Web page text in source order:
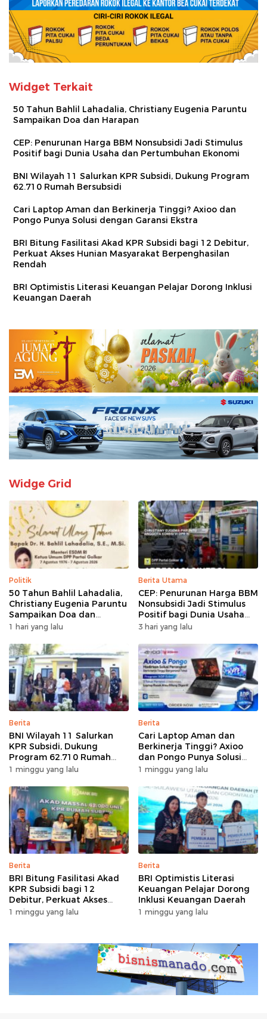
Widget Terkait
50 Tahun Bahlil Lahadalia, Christiany Eugenia Paruntu
Sampaikan Doa dan Harapan
CEP: Penurunan Harga BBM Nonsubsidi Jadi Stimulus
Positif bagi Dunia Usaha dan Pertumbuhan Ekonomi
BNI Wilayah 11 Salurkan KPR Subsidi, Dukung Program
62.710 Rumah Bersubsidi
Cari Laptop Aman dan Berkinerja Tinggi? Axioo dan
Pongo Punya Solusi dengan Garansi Ekstra
BRI Bitung Fasilitasi Akad KPR Subsidi bagi 12 Debitur,
Perkuat Akses Hunian Masyarakat Berpenghasilan
Rendah
BRI Optimistis Literasi Keuangan Pelajar Dorong Inklusi
Keuangan Daerah
Widge Grid
Politik
50 Tahun Bahlil Lahadalia,
Christiany Eugenia Paruntu
Sampaikan Doa dan
Harapan
1 hari yang lalu
Berita Utama
CEP: Penurunan Harga BBM
Nonsubsidi Jadi Stimulus
Positif bagi Dunia Usaha
dan Pertumbuhan Ekonomi
3 hari yang lalu
Berita
BNI Wilayah 11 Salurkan
KPR Subsidi, Dukung
Program 62.710 Rumah
Bersubsidi
1 minggu yang lalu
Berita
Cari Laptop Aman dan
Berkinerja Tinggi? Axioo
dan Pongo Punya Solusi
dengan Garansi Ekstra
1 minggu yang lalu
Berita
BRI Bitung Fasilitasi Akad
KPR Subsidi bagi 12
Debitur, Perkuat Akses
Hunian Masyarakat
1 minggu yang lalu
Berita
BRI Optimistis Literasi
Keuangan Pelajar Dorong
Inklusi Keuangan Daerah
1 minggu yang lalu